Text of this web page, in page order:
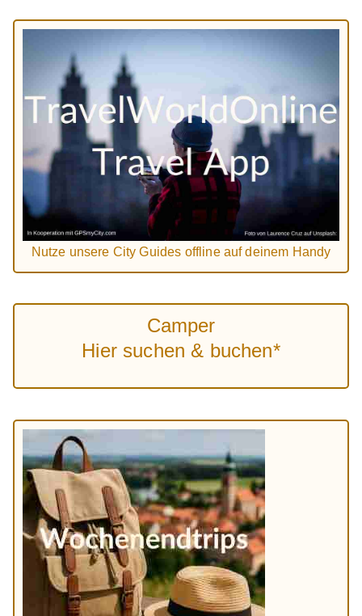
Nutze unsere City Guides offline auf deinem Handy
Camper
Hier suchen & buchen*